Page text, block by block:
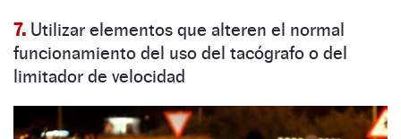
7. Utilizar elementos que alteren el normal
funcionamiento del uso del tacógrafo o del
limitador de velocidad